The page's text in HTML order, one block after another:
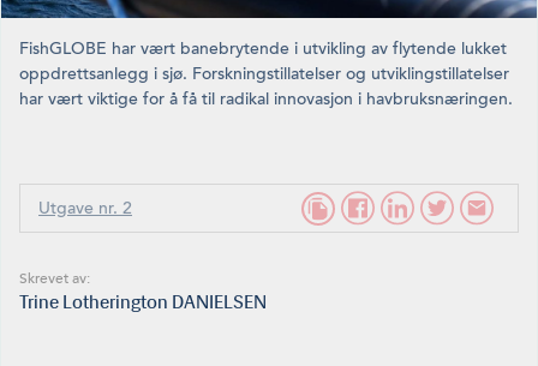
FishGLOBE har vært banebrytende i utvikling av flytende lukket
oppdrettsanlegg i sjø. Forskningstillatelser og utviklingstilla­telser
har vært viktige for å få til radikal innovasjon i hav­bruksnæringen.
Utgave nr. 2
Skrevet av:
Trine Lotherington DANIELSEN